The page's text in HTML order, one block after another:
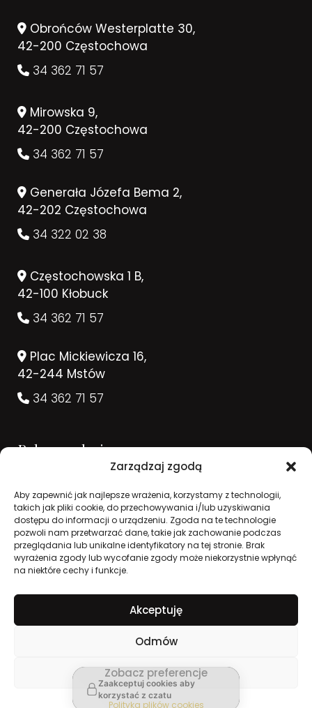
Zarządzaj zgodą
Aby zapewnić jak najlepsze wrażenia, korzystamy z technologii,
takich jak pliki cookie, do przechowywania i/lub uzyskiwania
dostępu do informacji o urządzeniu. Zgoda na te technologie
pozwoli nam przetwarzać dane, takie jak zachowanie podczas
przeglądania lub unikalne identyfikatory na tej stronie. Brak
wyrażenia zgody lub wycofanie zgody może niekorzystnie wpłynąć
na niektóre cechy i funkcje.
Akceptuję
Odmów
Zobacz preferencje
Polityka plików cookies
Obrońców Westerplatte 30,
42-200 Częstochowa
34 362 71 57
Mirowska 9,
42-200 Częstochowa
34 362 71 57
Generała Józefa Bema 2,
42-202 Częstochowa
34 322 02 38
Częstochowska 1 B,
42-100 Kłobuck
34 362 71 57
Plac Mickiewicza 16,
42-244 Mstów
34 362 71 57
Rekomendacje
2026 © Zakład Pogrzebowy Concordia. Wszelkie
Zaakceptuj cookies aby
korzystać z czatu